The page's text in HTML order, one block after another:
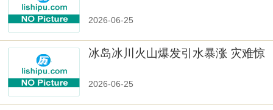
2026-06-25
冰岛冰川火山爆发引水暴涨 灾难惊
2026-06-25